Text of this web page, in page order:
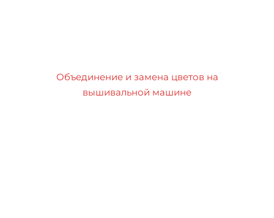
Объединение и замена цветов на
вышивальной машине